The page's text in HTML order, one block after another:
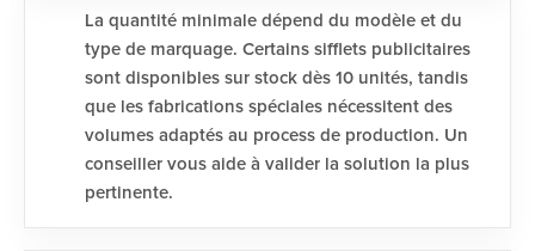
La quantité minimale dépend du modèle et du
type de marquage. Certains sifflets publicitaires
sont disponibles sur stock dès 10 unités, tandis
que les fabrications spéciales nécessitent des
volumes adaptés au process de production. Un
conseiller vous aide à valider la solution la plus
pertinente.